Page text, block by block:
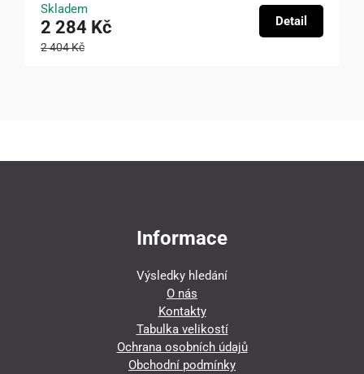
Skladem
2 284 Kč
2 404 Kč
Detail
Informace
Výsledky hledání
O nás
Kontakty
Tabulka velikostí
Ochrana osobních údajů
Obchodní podmínky